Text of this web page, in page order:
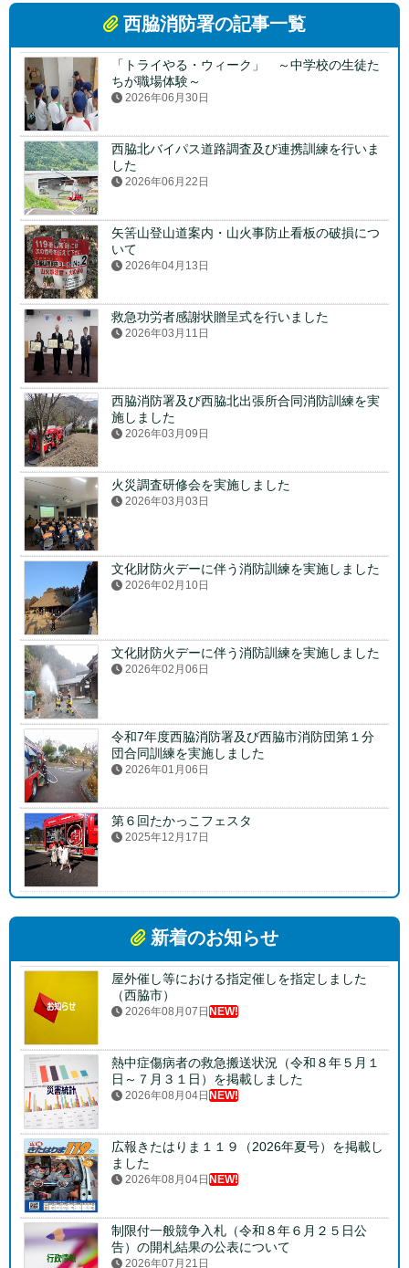
西脇消防署の記事一覧
「トライやる・ウィーク」 ～中学校の生徒た
ちが職場体験～
2026年06月30日
西脇北バイパス道路調査及び連携訓練を行いま
した
2026年06月22日
矢筈山登山道案内・山火事防止看板の破損につ
いて
2026年04月13日
救急功労者感謝状贈呈式を行いました
2026年03月11日
西脇消防署及び西脇北出張所合同消防訓練を実
施しました
2026年03月09日
火災調査研修会を実施しました
2026年03月03日
文化財防火デーに伴う消防訓練を実施しました
2026年02月10日
文化財防火デーに伴う消防訓練を実施しました
2026年02月06日
令和7年度西脇消防署及び西脇市消防団第１分
団合同訓練を実施しました
2026年01月06日
第６回たかっこフェスタ
2025年12月17日
新着のお知らせ
屋外催し等における指定催しを指定しました
（西脇市）
2026年08月07日 NEW!
熱中症傷病者の救急搬送状況（令和８年５月１
日～７月３１日）を掲載しました
2026年08月04日 NEW!
広報きたはりま１１９（2026年夏号）を掲載し
ました
2026年08月04日 NEW!
制限付一般競争入札（令和８年６月２５日公
告）の開札結果の公表について
2026年07月21日